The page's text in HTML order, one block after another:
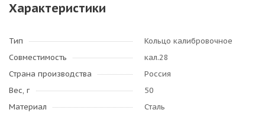
Характеристики
Тип
Кольцо калибровочное
Совместимость
кал.28
Страна производства
Россия
Вес, г
50
Материал
Сталь